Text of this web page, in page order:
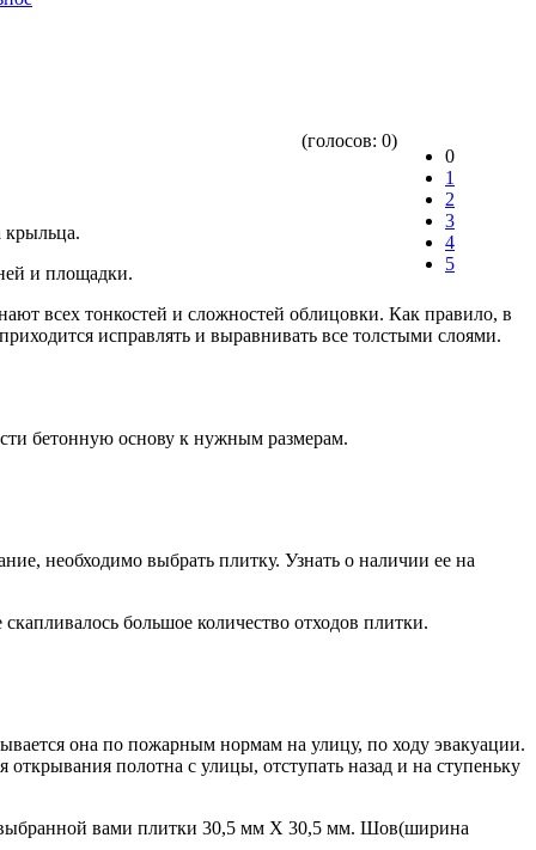
0
1
2
3
4
5
(голосов: 0)
крыльца.
и площадки.
всех тонкостей и сложностей облицовки. Как правило, в
исправлять и выравнивать все толстыми слоями.
бетонную основу к нужным размерам.
необходимо выбрать плитку. Узнать о наличии ее на
большое количество отходов плитки.
она по пожарным нормам на улицу, по ходу эвакуации.
полотна с улицы, отступать назад и на ступеньку
выбранной вами плитки 30,5 мм Х 30,5 мм. Шов(ширина